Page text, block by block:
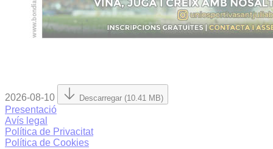
2026-08-10 Descarregar (10.41 MB)
Presentació
Avís legal
Política de Privacitat
Política de Cookies